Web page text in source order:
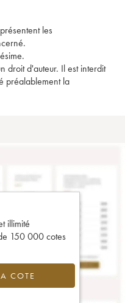
les
droit d'auteur. Il est interdit
préalablement la
illimité
150 000 cotes
COTE